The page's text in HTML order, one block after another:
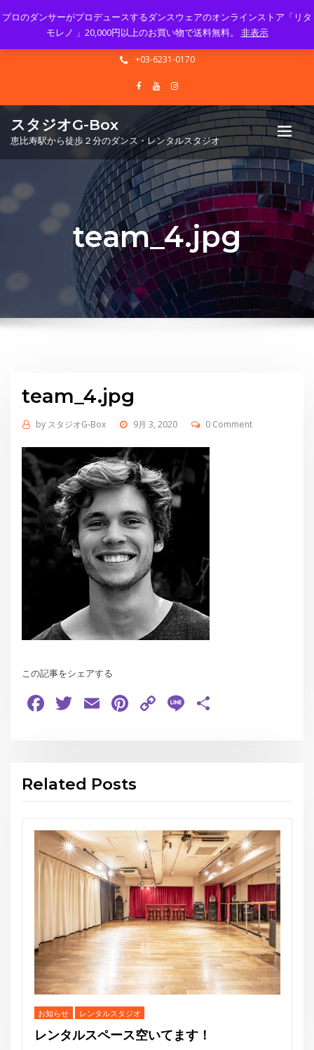
Mon - Sun 10.00 - 23.00
info@gbox-tango.com
+03-6231-0170
スタジオG-Box
恵比寿駅から徒歩２分のダンス・レンタルスタジオ
team_4.jpg
team_4.jpg
by スタジオG-Box 9月 3, 2020 0 Comment
この記事をシェアする
Facebook
Twitter
EmailPinterest
Copy
Line
Related Posts
お知らせ
THE GEORGE’S SHOW
スタジオG-Box
Website:https://gbox-tango.com
プロのダンサーがプロデュースするダンスウェアのオンラインストア「リタ
モレノ 」20,000円以上のお買い物で送料無料。 非表示